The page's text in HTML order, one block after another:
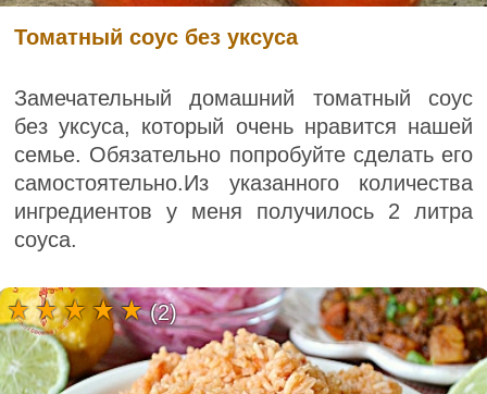
Томатный соус без уксуса
Замечательный домашний томатный соус
без уксуса, который очень нравится нашей
семье. Обязательно попробуйте сделать его
самостоятельно.Из указанного количества
ингредиентов у меня получилось 2 литра
соуса.
(2)